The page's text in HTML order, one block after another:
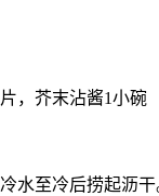
，芥末沾酱1小碗
至冷后捞起沥干